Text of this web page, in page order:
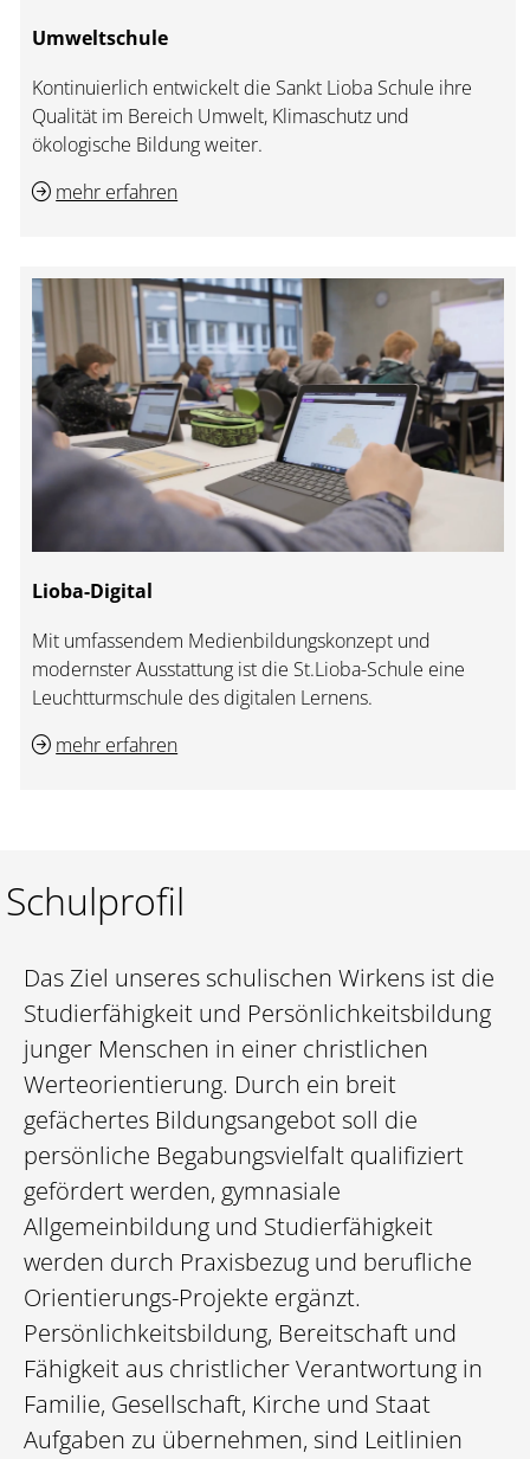
Umweltschule
Kontinuierlich entwickelt die Sankt Lioba Schule ihre
Qualität im Bereich Umwelt, Klimaschutz und
ökologische Bildung weiter.
mehr erfahren
Lioba-Digital
Mit umfassendem Medienbildungskonzept und
modernster Ausstattung ist die St.Lioba-Schule eine
Leuchtturmschule des digitalen Lernens.
mehr erfahren
Schulprofil
Das Ziel unseres schulischen Wirkens ist die
Studierfähigkeit und Persönlichkeitsbildung
junger Menschen in einer christlichen
Werteorientierung. Durch ein breit
gefächertes Bildungsangebot soll die
persönliche Begabungsvielfalt qualifiziert
gefördert werden, gymnasiale
Allgemeinbildung und Studierfähigkeit
werden durch Praxisbezug und berufliche
Orientierungs-Projekte ergänzt.
Persönlichkeitsbildung, Bereitschaft und
Fähigkeit aus christlicher Verantwortung in
Familie, Gesellschaft, Kirche und Staat
Aufgaben zu übernehmen, sind Leitlinien